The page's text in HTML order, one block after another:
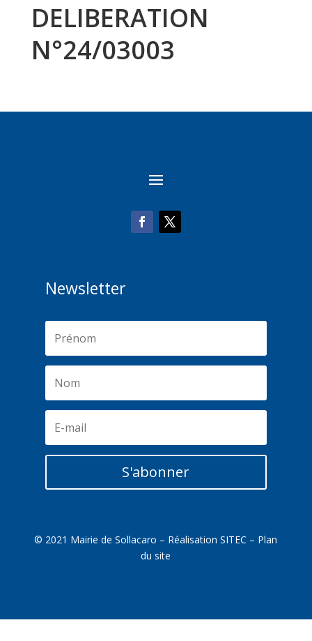
DELIBERATION
N°24/03003
Newsletter
S'abonner
© 2021 Mairie de Sollacaro – RéalisationSITEC – Plan
du site